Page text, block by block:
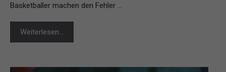
Basketballer machen den Fehler …
Weiterlesen…